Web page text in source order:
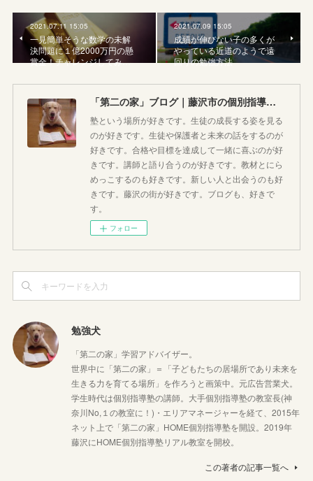
2021.07.11 15:05
一見簡単そうな数学の未解
決問題に１億2000万円の懸
賞金！チャレンジしてみ…
2021.07.09 15:05
成績が伸びない子の多くが
やっている近道のようで遠
回りの勉強方法
「第二の家」ブログ｜藤沢市の個別指導塾のお話
塾という場所が好きです。生徒の成長する姿を見る
のが好きです。生徒や保護者と未来の話をするのが
好きです。合格や目標を達成して一緒に喜ぶのが好
きです。講師と語り合うのが好きです。教材とにら
めっこするのも好きです。新しい人と出会うのも好
きです。藤沢の街が好きです。ブログも、好きで
す。
フォロー
勉強犬
「第二の家」学習アドバイザー。
世界中に「第二の家」＝「子どもたちの居場所であり未来を
生きる力を育てる場所」を作ろうと画策中。元広告営業犬。
学生時代は個別指導塾の講師。大手個別指導塾の教室長(神
奈川No,１の教室に！)・エリアマネージャーを経て、2015年
ネット上で「第二の家」HOME個別指導塾を開設。2019年
藤沢にHOME個別指導塾リアル教室を開校。
この著者の記事一覧へ